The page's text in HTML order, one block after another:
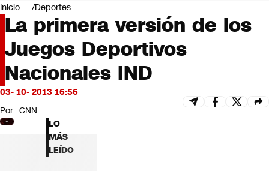
Negocios
Deportes
Programas completos
Cultura
Servicios
Bits
CNN tiempo
Futuro 360
Opinión
Inicio Deportes
La primera versión de los
Juegos Deportivos
Nacionales IND
03- 10- 2013 16:56
Por CNN
LO
MÁS
LEÍDO